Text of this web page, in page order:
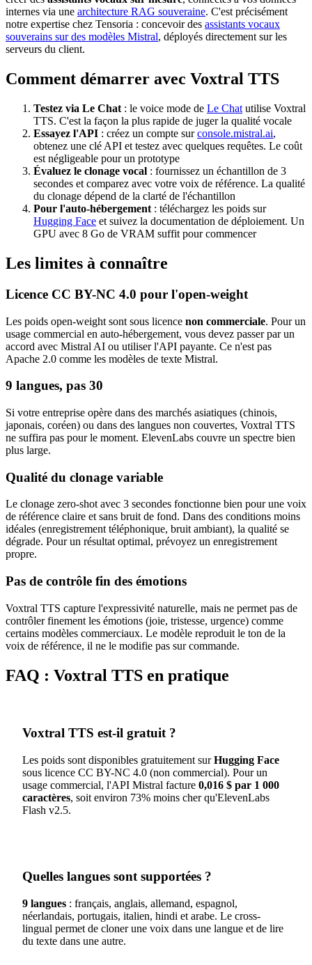
internes via une architecture RAG souveraine. C'est précisément
notre expertise chez Tensoria : concevoir des assistants vocaux
souverains sur des modèles Mistral, déployés directement sur les
serveurs du client.
Comment démarrer avec Voxtral TTS
Testez via Le Chat : le voice mode de Le Chat utilise Voxtral
TTS. C'est la façon la plus rapide de juger la qualité vocale
Essayez l'API : créez un compte surconsole.mistral.ai,
obtenez une clé API et testez avec quelques requêtes. Le coût
est négligeable pour un prototype
Évaluez le clonage vocal : fournissez un échantillon de 3
secondes et comparez avec votre voix de référence. La qualité
du clonage dépend de la clarté de l'échantillon
Pour l'auto-hébergement : téléchargez les poids sur
Hugging Face et suivez la documentation de déploiement. Un
GPU avec 8 Go de VRAM suffit pour commencer
Les limites à connaître
Licence CC BY-NC 4.0 pour l'open-weight
Les poids open-weight sont sous licence non commerciale. Pour un
usage commercial en auto-hébergement, vous devez passer par un
accord avec Mistral AI ou utiliser l'API payante. Ce n'est pas
Apache 2.0 comme les modèles de texte Mistral.
9 langues, pas 30
Si votre entreprise opère dans des marchés asiatiques (chinois,
japonais, coréen) ou dans des langues non couvertes, Voxtral TTS
ne suffira pas pour le moment. ElevenLabs couvre un spectre bien
plus large.
Qualité du clonage variable
Le clonage zero-shot avec 3 secondes fonctionne bien pour une voix
de référence claire et sans bruit de fond. Dans des conditions moins
idéales (enregistrement téléphonique, bruit ambiant), la qualité se
dégrade. Pour un résultat optimal, prévoyez un enregistrement
propre.
Pas de contrôle fin des émotions
Voxtral TTS capture l'expressivité naturelle, mais ne permet pas de
contrôler finement les émotions (joie, tristesse, urgence) comme
certains modèles commerciaux. Le modèle reproduit le ton de la
voix de référence, il ne le modifie pas sur commande.
FAQ : Voxtral TTS en pratique
Voxtral TTS est-il gratuit ?
Les poids sont disponibles gratuitement surHugging Face
sous licence CC BY-NC 4.0 (non commercial). Pour un
usage commercial, l'API Mistral facture 0,016 $ par 1 000
caractères, soit environ 73% moins cher qu'ElevenLabs
Flash v2.5.
Quelles langues sont supportées ?
9 langues : français, anglais, allemand, espagnol,
néerlandais, portugais, italien, hindi et arabe. Le cross-
lingual permet de cloner une voix dans une langue et de lire
du texte dans une autre.